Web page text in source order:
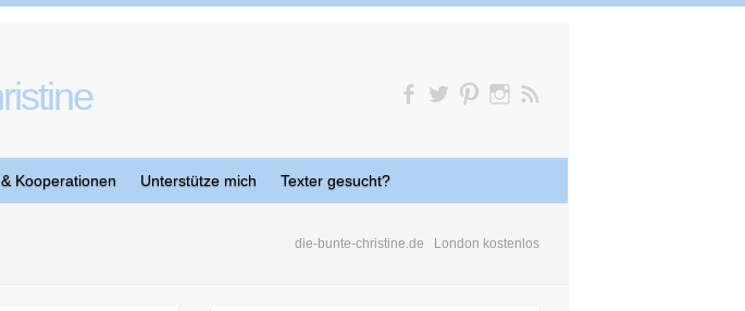
Kooperationen Unterstütze mich Texter gesucht?
die-bunte-christine.de London kostenlos